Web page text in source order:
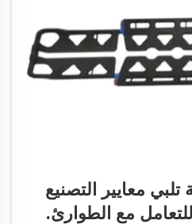
تلبي معايير التصنيع
مع الطوارئ.